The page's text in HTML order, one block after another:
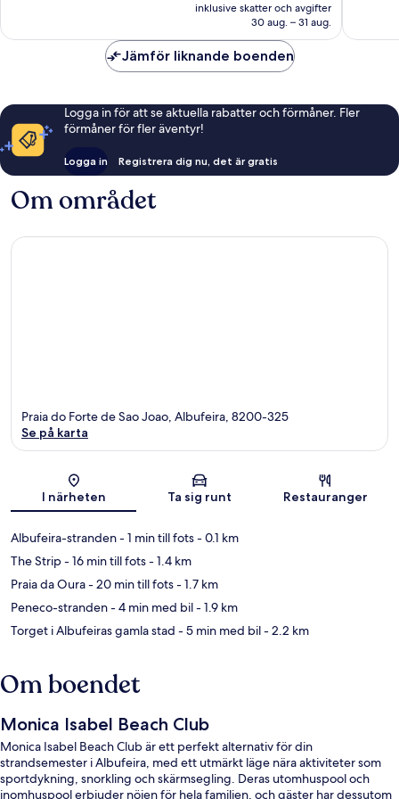
2 907 kr
inklusive skatter och avgifter
30 aug. – 31 aug.
Jämför liknande boenden
Logga in för att se aktuella rabatter och förmåner. Fler
förmåner för fler äventyr!
Logga in Registrera dig nu, det är gratis
Om området
Karta
Praia do Forte de Sao Joao, Albufeira, 8200-325
Se på karta
I närheten Ta sig runt Restauranger
Albufeira-stranden- 1 min till fots- 0.1 km
The Strip- 16 min till fots- 1.4 km
Praia da Oura- 20 min till fots- 1.7 km
Peneco-stranden- 4 min med bil- 1.9 km
Torget i Albufeiras gamla stad - 5 min med bil- 2.2 km
Om boendet
Monica Isabel Beach Club
Monica Isabel Beach Club är ett perfekt alternativ för din
strandsemester i Albufeira, med ett utmärkt läge nära aktiviteter som
sportdykning, snorkling och skärmsegling. Deras utomhuspool och
inomhuspool erbjuder nöjen för hela familjen, och gäster har dessutom